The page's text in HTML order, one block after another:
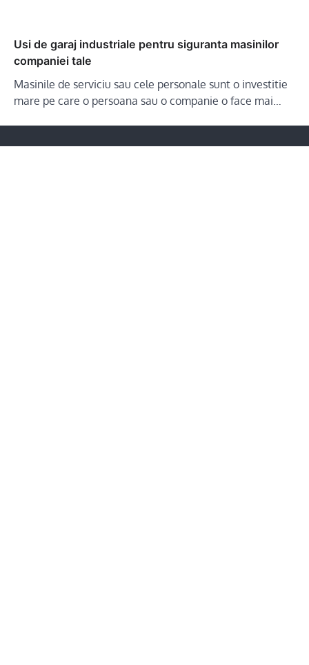
Usi de garaj industriale pentru siguranta masinilor
companiei tale
Masinile de serviciu sau cele personale sunt o investitie
mare pe care o persoana sau o companie o face mai…